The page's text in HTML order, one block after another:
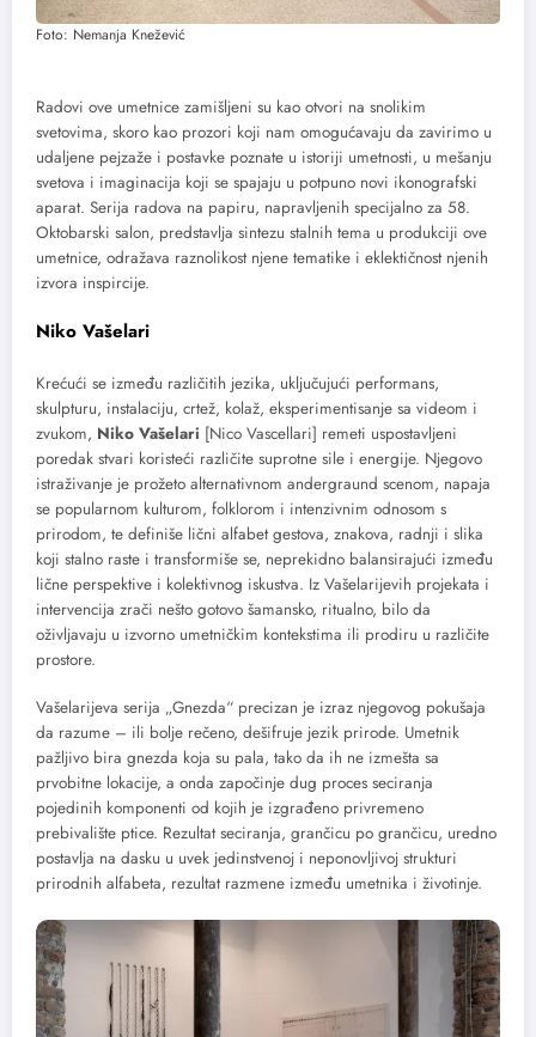
Foto: Nemanja Knežević
Radovi ove umetnice zamišljeni su kao otvori na snolikim
svetovima, skoro kao prozori koji nam omogućavaju da zavirimo u
udaljene pejzaže i postavke poznate u istoriji umetnosti, u mešanju
svetova i imaginacija koji se spajaju u potpuno novi ikonografski
aparat. Serija radova na papiru, napravljenih specijalno za 58.
Oktobarski salon, predstavlja sintezu stalnih tema u produkciji ove
umetnice, odražava raznolikost njene tematike i eklektičnost njenih
izvora inspircije.
Niko Vašelari
Krećući se između različitih jezika, uključujući performans,
skulpturu, instalaciju, crtež, kolaž, eksperimentisanje sa videom i
zvukom, Niko Vašelari [Nico Vascellari] remeti uspostavljeni
poredak stvari koristeći različite suprotne sile i energije. Njegovo
istraživanje je prožeto alternativnom andergraund scenom, napaja
se popularnom kulturom, folklorom i intenzivnim odnosom s
prirodom, te definiše lični alfabet gestova, znakova, radnji i slika
koji stalno raste i transformiše se, neprekidno balansirajući između
lične perspektive i kolektivnog iskustva. Iz Vašelarijevih projekata i
intervencija zrači nešto gotovo šamansko, ritualno, bilo da
oživljavaju u izvorno umetničkim kontekstima ili prodiru u različite
prostore.
Vašelarijeva serija „Gnezda“ precizan je izraz njegovog pokušaja
da razume – ili bolje rečeno, dešifruje jezik prirode. Umetnik
pažljivo bira gnezda koja su pala, tako da ih ne izmešta sa
prvobitne lokacije, a onda započinje dug proces seciranja
pojedinih komponenti od kojih je izgrađeno privremeno
prebivalište ptice. Rezultat seciranja, grančicu po grančicu, uredno
postavlja na dasku u uvek jedinstvenoj i neponovljivoj strukturi
prirodnih alfabeta, rezultat razmene između umetnika i životinje.